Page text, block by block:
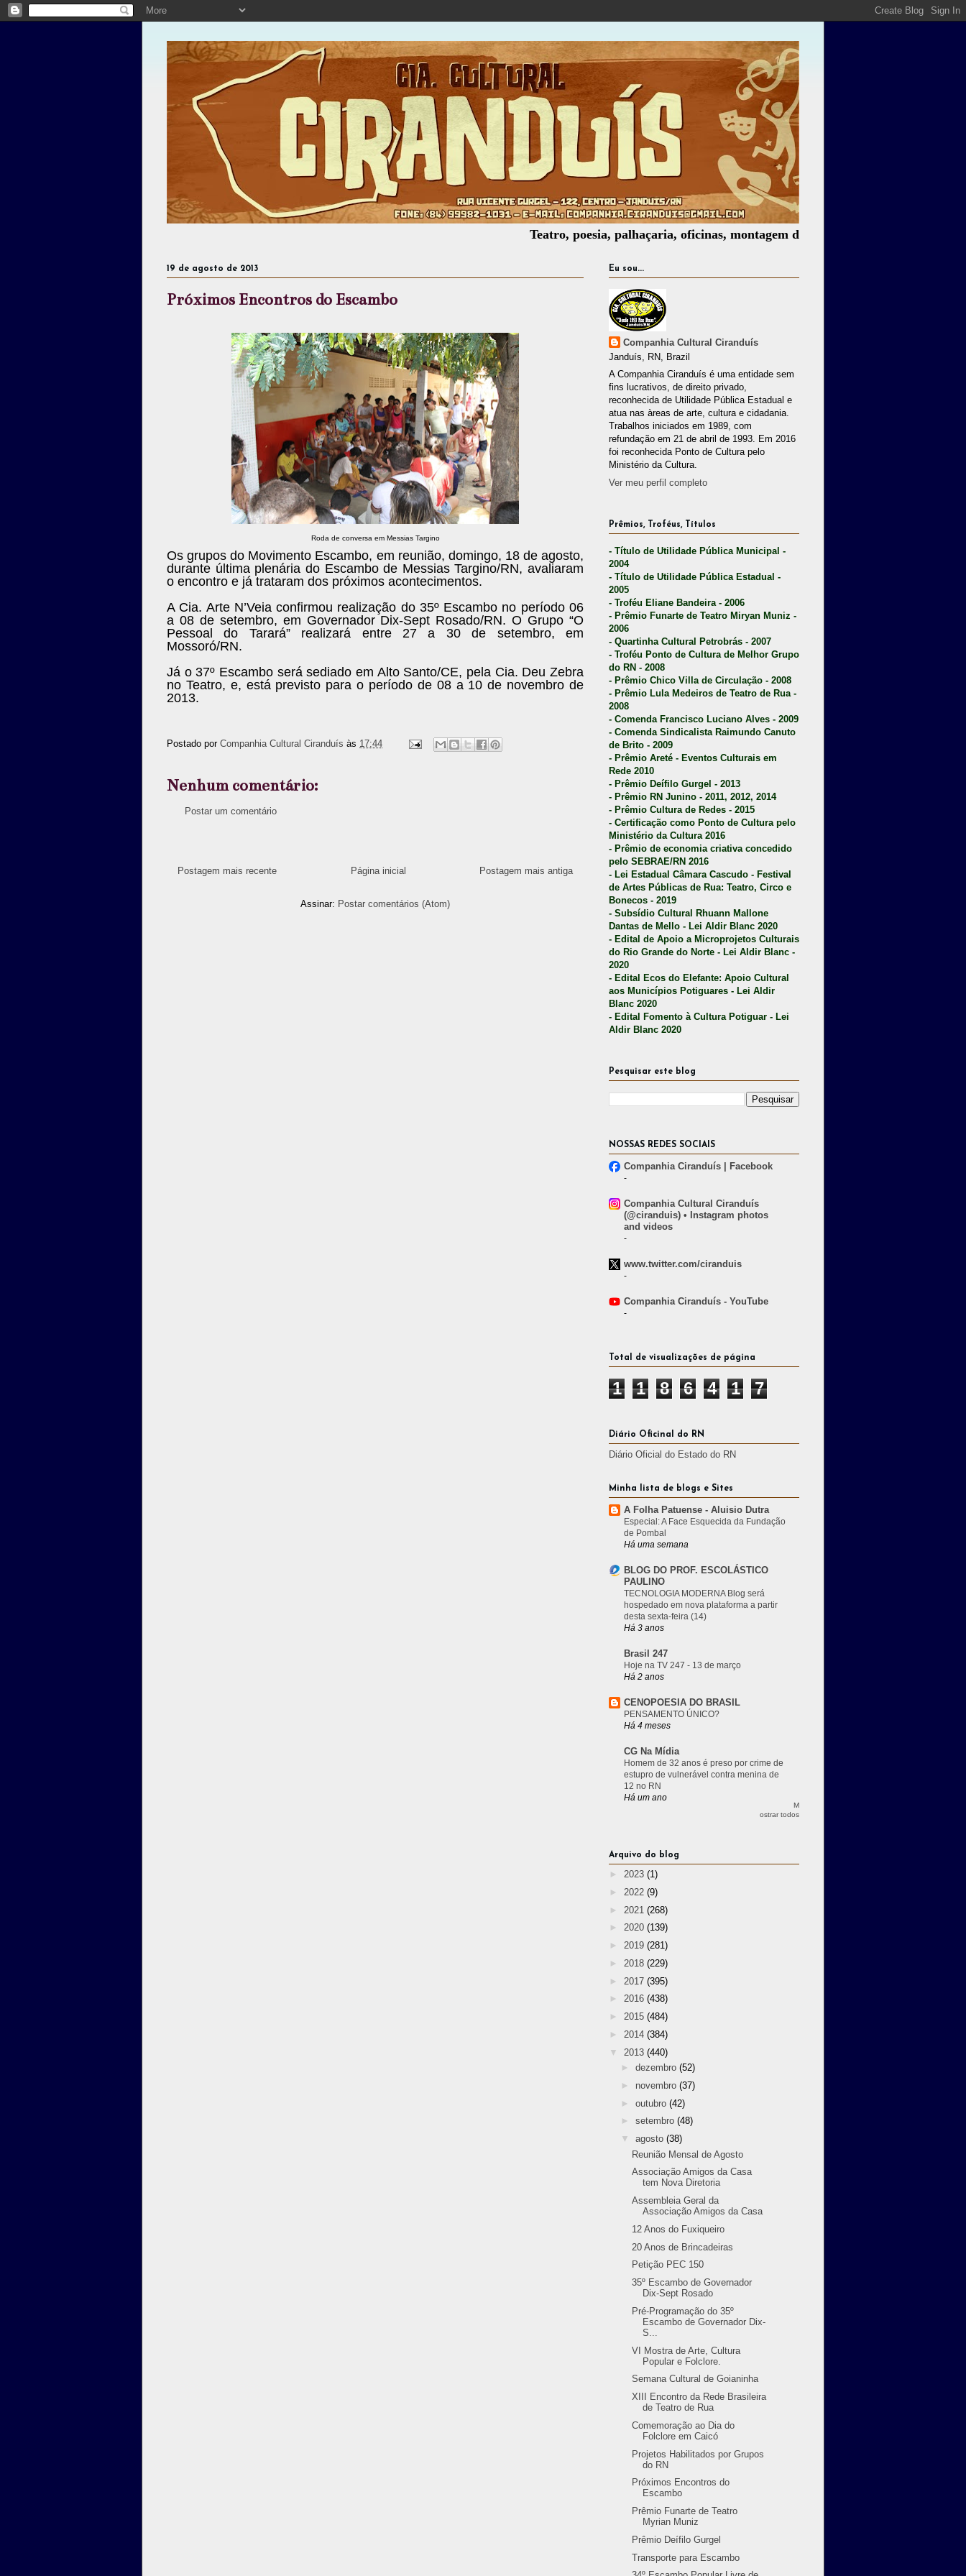
Teatro, poesia, palhaçaria, oficinas, montagem de espetáculos, assessoria cultural,
19 de agosto de 2013
Próximos Encontros do Escambo
Roda de conversa em Messias Targino
Os grupos do Movimento Escambo, em reunião, domingo, 18 de agosto,
durante última plenária do Escambo de Messias Targino/RN, avaliaram
o encontro e já trataram dos próximos acontecimentos.
A Cia. Arte N’Veia confirmou realização do 35º Escambo no período 06
a 08 de setembro, em Governador Dix-Sept Rosado/RN. O Grupo “O
Pessoal do Tarará” realizará entre 27 a 30 de setembro, em
Mossoró/RN.
Já o 37º Escambo será sediado em Alto Santo/CE, pela Cia. Deu Zebra
no Teatro, e, está previsto para o período de 08 a 10 de novembro de
2013.
Postado por Companhia Cultural Ciranduís às 17:44
Nenhum comentário:
Postar um comentário
Postagem mais recente Postagem mais antiga
Página inicial
Assinar: Postar comentários (Atom)
Eu sou...
Companhia Cultural Ciranduís
Janduís, RN, Brazil
A Companhia Ciranduís é uma entidade sem
fins lucrativos, de direito privado,
reconhecida de Utilidade Pública Estadual e
atua nas àreas de arte, cultura e cidadania.
Trabalhos iniciados em 1989, com
refundação em 21 de abril de 1993. Em 2016
foi reconhecida Ponto de Cultura pelo
Ministério da Cultura.
Ver meu perfil completo
Prêmios, Troféus, Títulos
- Título de Utilidade Pública Municipal -
2004
- Título de Utilidade Pública Estadual -
2005
- Troféu Eliane Bandeira - 2006
- Prêmio Funarte de Teatro Miryan Muniz -
2006
- Quartinha Cultural Petrobrás - 2007
- Troféu Ponto de Cultura de Melhor Grupo
do RN - 2008
- Prêmio Chico Villa de Circulação - 2008
- Prêmio Lula Medeiros de Teatro de Rua -
2008
- Comenda Francisco Luciano Alves - 2009
- Comenda Sindicalista Raimundo Canuto
de Brito - 2009
- Prêmio Areté - Eventos Culturais em
Rede 2010
- Prêmio Deífilo Gurgel - 2013
- Prêmio RN Junino - 2011, 2012, 2014
- Prêmio Cultura de Redes - 2015
- Certificação como Ponto de Cultura pelo
Ministério da Cultura 2016
- Prêmio de economia criativa concedido
pelo SEBRAE/RN 2016
- Lei Estadual Câmara Cascudo - Festival
de Artes Públicas de Rua: Teatro, Circo e
Bonecos - 2019
- Subsídio Cultural Rhuann Mallone
Dantas de Mello - Lei Aldir Blanc 2020
- Edital de Apoio a Microprojetos Culturais
do Rio Grande do Norte - Lei Aldir Blanc -
2020
- Edital Ecos do Elefante: Apoio Cultural
aos Municípios Potiguares - Lei Aldir
Blanc 2020
- Edital Fomento à Cultura Potiguar - Lei
Aldir Blanc 2020
Pesquisar este blog
NOSSAS REDES SOCIAIS
Companhia Ciranduís | Facebook
-
Companhia Cultural Ciranduís
(@ciranduis) • Instagram photos
and videos
-
www.twitter.com/ciranduis
-
Companhia Ciranduís - YouTube
-
Total de visualizações de página
1 1 8 6 4 1 7
Diário Oficinal do RN
Diário Oficial do Estado do RN
Minha lista de blogs e Sites
A Folha Patuense - Aluisio Dutra
Especial: A Face Esquecida da Fundação
de Pombal
Há uma semana
BLOG DO PROF. ESCOLÁSTICO
PAULINO
TECNOLOGIA MODERNA Blog será
hospedado em nova plataforma a partir
desta sexta-feira (14)
Há 3 anos
Brasil 247
Hoje na TV 247 - 13 de março
Há 2 anos
CENOPOESIA DO BRASIL
PENSAMENTO ÚNICO?
Há 4 meses
CG Na Mídia
Homem de 32 anos é preso por crime de
estupro de vulnerável contra menina de
12 no RN
Há um ano
M
ostrar todos
Arquivo do blog
► 2023 (1)
► 2022 (9)
► 2021 (268)
► 2020 (139)
► 2019 (281)
► 2018 (229)
► 2017 (395)
► 2016 (438)
► 2015 (484)
► 2014 (384)
▼ 2013 (440)
► dezembro (52)
► novembro (37)
► outubro (42)
► setembro (48)
▼ agosto (38)
Reunião Mensal de Agosto
Associação Amigos da Casa
tem Nova Diretoria
Assembleia Geral da
Associação Amigos da Casa
12 Anos do Fuxiqueiro
20 Anos de Brincadeiras
Petição PEC 150
35º Escambo de Governador
Dix-Sept Rosado
Pré-Programação do 35º
Escambo de Governador Dix-
S...
VI Mostra de Arte, Cultura
Popular e Folclore.
Semana Cultural de Goianinha
XIII Encontro da Rede Brasileira
de Teatro de Rua
Comemoração ao Dia do
Folclore em Caicó
Projetos Habilitados por Grupos
do RN
Próximos Encontros do
Escambo
Prêmio Funarte de Teatro
Myrian Muniz
Prêmio Deífilo Gurgel
Transporte para Escambo